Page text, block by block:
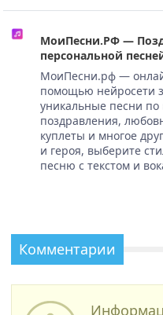
МоиПесни.РФ —
персональной
МоиПесни.рф —
помощью нейросети
уникальные песни
поздравления,
куплеты и многое
и героя, выберите
песню с текстом и
Комментарии